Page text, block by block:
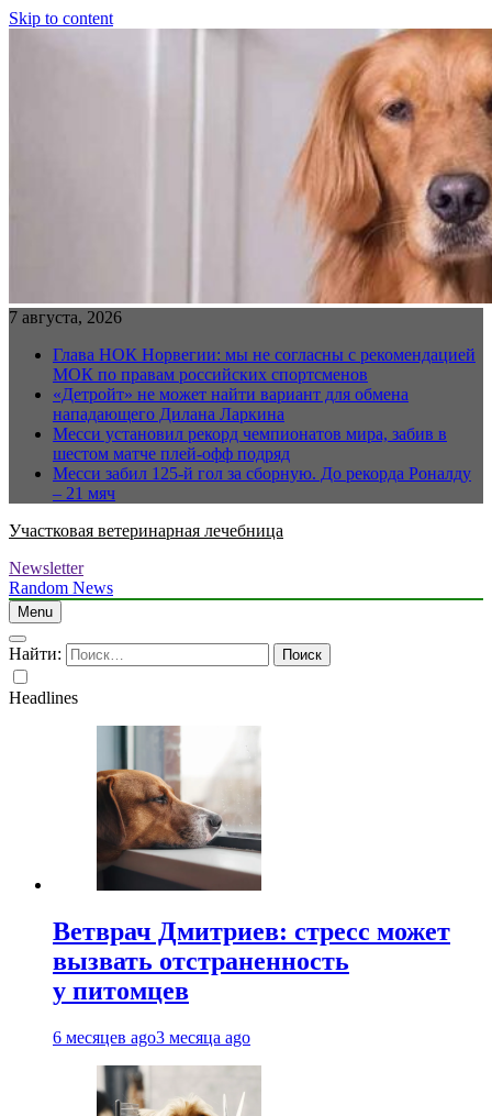
Skip to content
7 августа, 2026
Глава НОК Норвегии: мы не согласны с рекомендацией
МОК по правам российских спортсменов
«Детройт» не может найти вариант для обмена
нападающего Дилана Ларкина
Месси установил рекорд чемпионатов мира, забив в
шестом матче плей‑офф подряд
Месси забил 125-й гол за сборную. До рекорда Роналду
– 21 мяч
Участковая ветеринарная лечебница
Newsletter
Random News
Menu
Найти:
Headlines
Ветврач Дмитриев: стресс может
вызвать отстраненность
у питомцев
6 месяцев ago3 месяца ago